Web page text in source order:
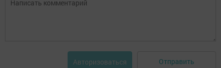
Авторизоваться Отправить